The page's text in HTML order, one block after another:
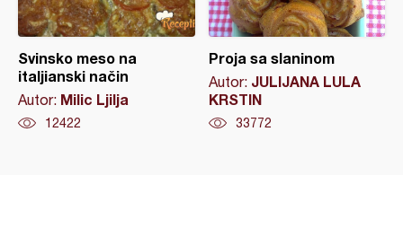
Svinsko meso na
italjianski način
Autor: Milic Ljilja
12422
Proja sa slaninom
Autor: JULIJANA LULA
KRSTIN
33772